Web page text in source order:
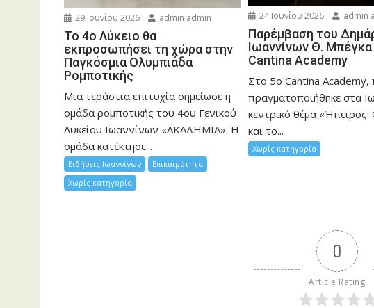
29 Ιουνίου 2026 admin admin
Το 4ο Λύκειο θα
εκπροσωπήσει τη χώρα στην
Παγκόσμια Ολυμπιάδα
Ρομποτικής
Μια τεράστια επιτυχία σημείωσε η
ομάδα ρομποτικής του 4ου Γενικού
Λυκείου Ιωαννίνων «ΑΚΑΔΗΜΙΑ». Η
ομάδα κατέκτησε...
Ειδήσεις Ιωαννίνων
Επικαιρότητα
Χωρίς κατηγορία
24 Ιουνίου 2026 admin
Παρέμβαση του
Ιωαννίνων Θ.
Cantina Academy
Στο 5ο Cantina Academy,
πραγματοποιήθηκε στα
κεντρικό θέμα «Ήπειρος:
και το...
Χωρίς κατηγορία
0
Article Rating